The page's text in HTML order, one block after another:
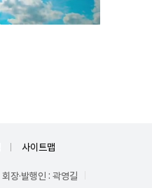
사이트맵
회장·발행인 : 곽영길